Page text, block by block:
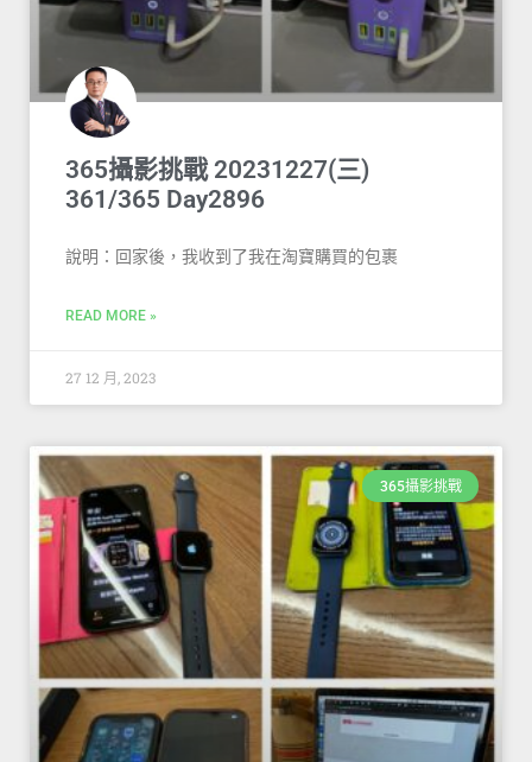
365攝影挑戰 20231227(三)
361/365 Day2896
說明：回家後，我收到了我在淘寶購買的包裹
READ MORE »
27 12 月, 2023
365攝影挑戰